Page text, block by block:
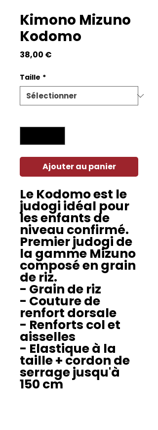
Kimono Mizuno
Kodomo
38,00 €
Taille *
Ajouter au panier
Le Kodomo est le
judogi idéal pour
les enfants de
niveau confirmé.
Premier judogi de
la gamme Mizuno
composé en grain
de riz.
- Grain de riz
- Couture de
renfort dorsale
- Renforts col et
aisselles
- Elastique à la
taille + cordon de
serrage jusqu'à
150 cm